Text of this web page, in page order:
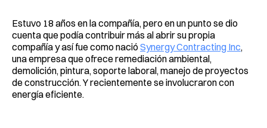
Estuvo 18 años en la compañía, pero en un punto se dio
cuenta que podía contribuir más al abrir su propia
compañía y así fue como nació Synergy Contracting Inc,
una empresa que ofrece remediación ambiental,
demolición, pintura, soporte laboral, manejo de proyectos
de construcción. Y recientemente se involucraron con
energía eficiente.